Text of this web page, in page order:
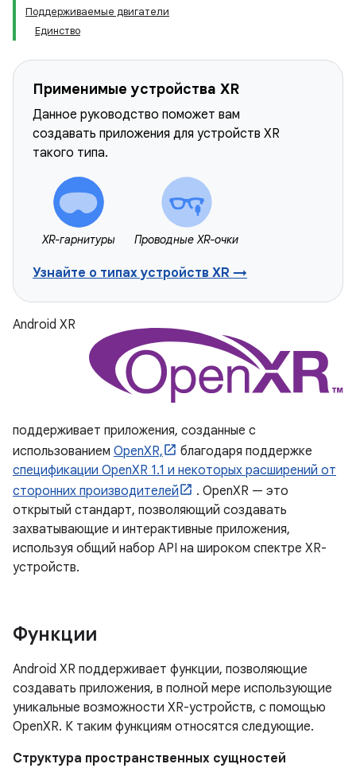
Поддерживаемые двигатели
Единство
Применимые устройства XR
Данное руководство поможет вам
создавать приложения для устройств XR
такого типа.
XR-гарнитуры Проводные XR-очки
Узнайте о типах устройств XR →
Android XR
поддерживает приложения, созданные с
использованием OpenXR,
благодаря поддержке
спецификации OpenXR 1.1 и некоторых расширений от
сторонних производителей
. OpenXR — это
открытый стандарт, позволяющий создавать
захватывающие и интерактивные приложения,
используя общий набор API на широком спектре XR-
устройств.
Функции
Android XR поддерживает функции, позволяющие
создавать приложения, в полной мере использующие
уникальные возможности XR-устройств, с помощью
OpenXR. К таким функциям относятся следующие.
Структура пространственных сущностей